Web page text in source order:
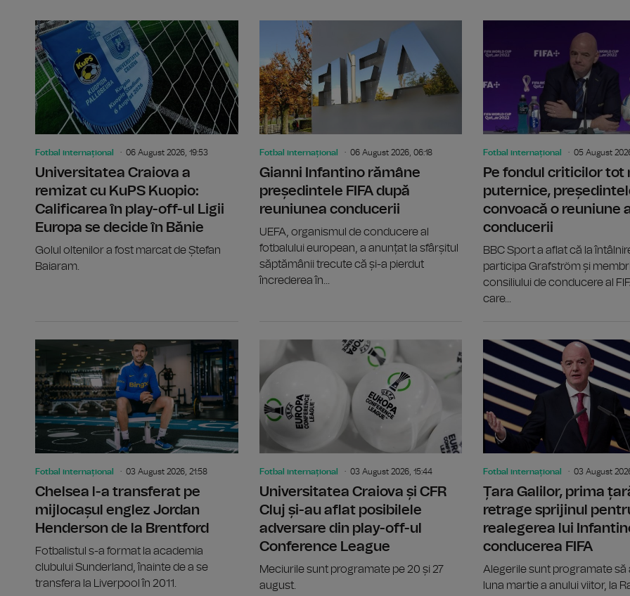
Fotbal internațional 06 August 2026, 19:53
Universitatea Craiova a
remizat cu KuPS Kuopio:
Calificarea în play-off-ul Ligii
Europa se decide în Bănie
Golul oltenilor a fost marcat de Ștefan
Baiaram.
Universitatea Craiova a remizat cu
Fotbal internațional 06 August 2026, 06:18
Gianni Infantino rămâne
președintele FIFA după
reuniunea conducerii
UEFA, organismul de conducere al
fotbalului european, a anunțat la sfârșitul
săptămânii trecute că și-a pierdut
încrederea în...
Fotbal internațional 05 August
Pe fondul criticilor tot
puternice,
convoacă o reuniune
conducerii
BBC Sport a aflat că la
participa Grafström și
consiliului de conducere al
care...
Fotbal internațional 03 August 2026, 21:58
Chelsea l-a transferat pe
mijlocașul englez Jordan
Henderson de la Brentford
Fotbalistul s-a format la academia
clubului Sunderland, înainte de a se
transfera la Liverpool în 2011.
Fotbal internațional 03 August 2026, 15:44
Universitatea Craiova și CFR
Cluj și-au aflat posibilele
adversare din play-off-ul
Conference League
Meciurile sunt programate pe 20 și 27
august.
Fotbal internațional 03 August
Țara Galilor, prima
retrage sprijinul
realegerea lui
conducerea FIFA
Alegerile sunt programate să
luna martie a anului viitor, la